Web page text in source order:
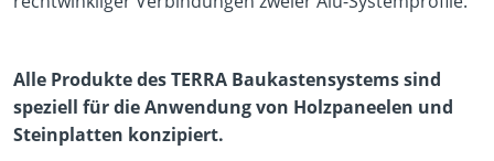
Alle Produkte des TERRA Baukastensystems sind
speziell für die Anwendung von Holzpaneelen und
Steinplatten konzipiert.